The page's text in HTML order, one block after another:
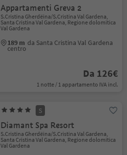
Appartamenti Greva 2
S.Cristina Gherdëina/S.Cristina Val Gardena,
Santa Cristina Val Gardena, Regione dolomitica
Val Gardena
189 m da Santa Cristina Val Gardena
centro
Da 126€
1 notte / 1 appartamento IVA incl.
S
Diamant Spa Resort
S.Cristina Gherdëina/S.Cristina Val Gardena,
Santa Cristina Val Gardena, Regione dolomitica
Val Gardena